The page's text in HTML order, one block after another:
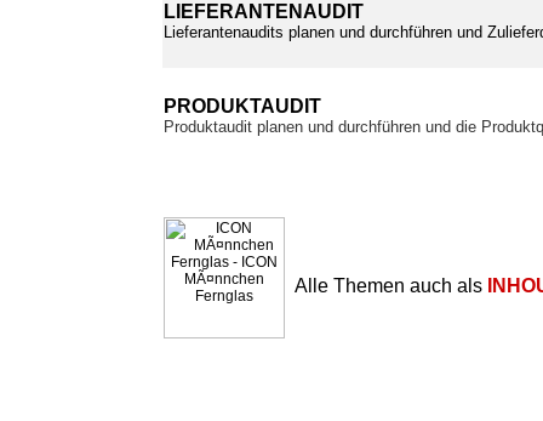
LIEFERANTENAUDIT
Lieferantenaudits planen und durchführen und
PRODUKTAUDIT
Produktaudit planen und durchführen und die
Alle Themen auch als